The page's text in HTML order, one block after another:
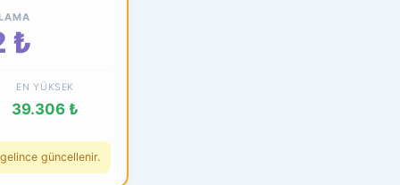
₺
EN YÜKSEK
39.306 ₺
güncellenir.